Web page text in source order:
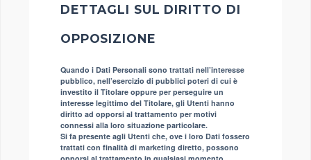
DETTAGLI SUL DIRITTO DI
OPPOSIZIONE
Quando i Dati Personali sono trattati nell’interesse
pubblico, nell’esercizio di pubblici poteri di cui è
investito il Titolare oppure per perseguire un
interesse legittimo del Titolare, gli Utenti hanno
diritto ad opporsi al trattamento per motivi
connessi alla loro situazione particolare.
Si fa presente agli Utenti che, ove i loro Dati fossero
trattati con finalità di marketing diretto, possono